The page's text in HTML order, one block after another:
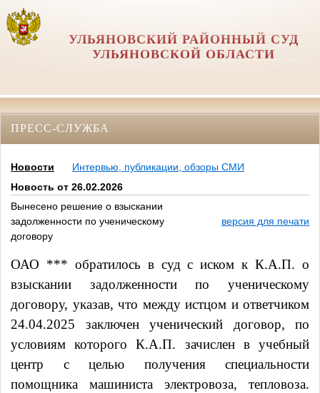
УЛЬЯНОВСКИЙ РАЙОННЫЙ СУД
УЛЬЯНОВСКОЙ ОБЛАСТИ
ПРЕСС-СЛУЖБА
Новости
Интервью, публикации, обзоры СМИ
Новость от 26.02.2026
Вынесено решение о взыскании
задолженности по ученическому
договору
версия для печати
ОАО *** обратилось в суд с иском к К.А.П. о
взыскании задолженности по ученическому
договору, указав, что между истцом и ответчиком
24.04.2025 заключен ученический договор, по
условиям которого К.А.П. зачислен в учебный
центр с целью получения специальности
помощника машиниста электровоза, тепловоза.